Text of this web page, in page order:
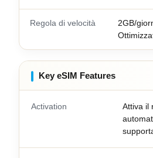
Regola di velocità
2GB/
Key eSIM Features
Activation
Attiva il